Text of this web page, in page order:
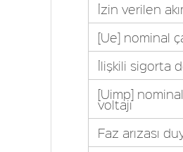
İzin verilen
[Ue] nominal
İlişkili sigorta
[Uimp]
voltajı
Faz arızası